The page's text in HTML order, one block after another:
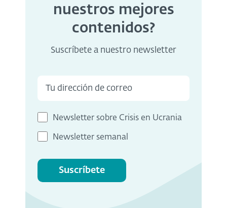
nuestros mejores
contenidos?
Suscríbete a nuestro newsletter
Newsletter sobre Crisis en Ucrania
Newsletter semanal
Suscríbete